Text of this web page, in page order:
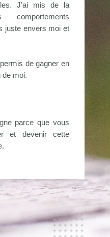
J’ai mis de la
juste envers moi et
de gagner en
de moi.
parce que vous
et devenir cette